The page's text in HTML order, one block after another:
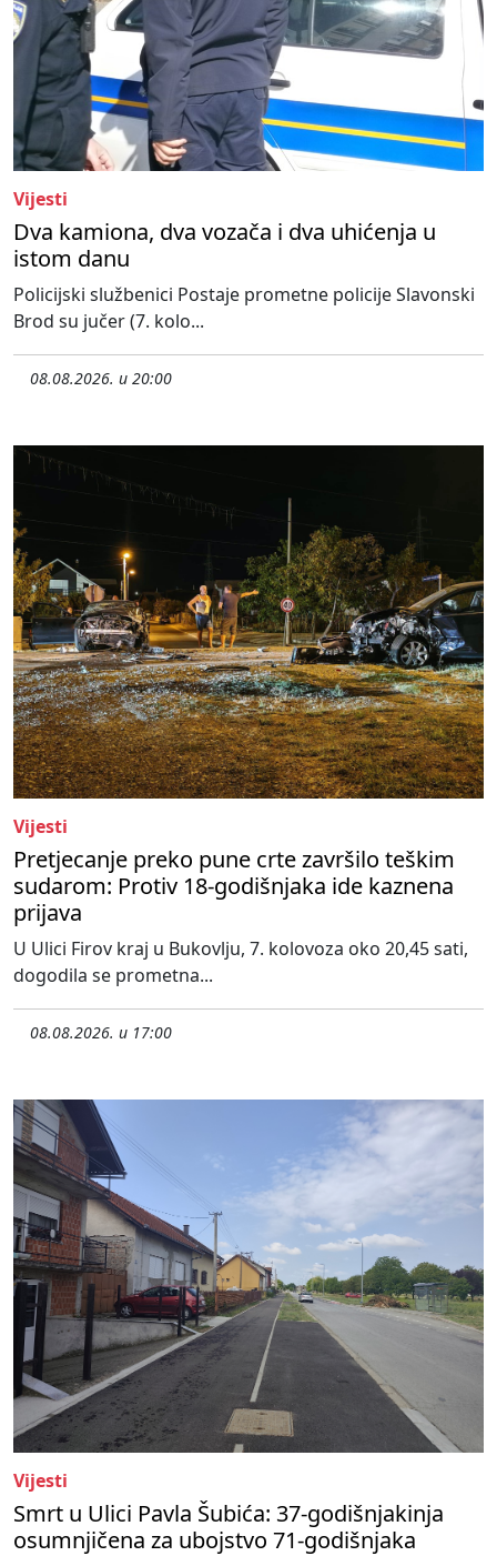
Vijesti
Dva kamiona, dva vozača i dva uhićenja u
istom danu
Policijski službenici Postaje prometne policije Slavonski
Brod su jučer (7. kolo...
08.08.2026. u 20:00
Vijesti
Pretjecanje preko pune crte završilo teškim
sudarom: Protiv 18-godišnjaka ide kaznena
prijava
U Ulici Firov kraj u Bukovlju, 7. kolovoza oko 20,45 sati,
dogodila se prometna...
08.08.2026. u 17:00
Vijesti
Smrt u Ulici Pavla Šubića: 37-godišnjakinja
osumnjičena za ubojstvo 71-godišnjaka